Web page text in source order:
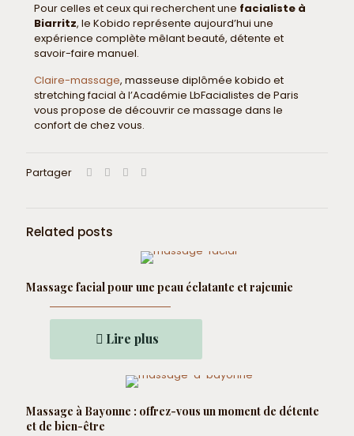
Pour celles et ceux qui recherchent une facialiste à
Biarritz, le Kobido représente aujourd’hui une
expérience complète mêlant beauté, détente et
savoir-faire manuel.
Claire-massage, masseuse diplômée kobido et
stretching facial à l’Académie LbFacialistes de Paris
vous propose de découvrir ce massage dans le
confort de chez vous.
Partager
Related posts
Massage facial pour une peau éclatante et rajeunie
Lire plus
Massage à Bayonne : offrez-vous un moment de détente
et de bien-être